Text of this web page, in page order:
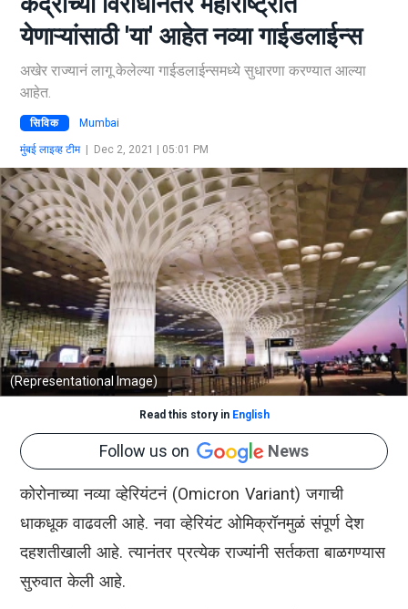
येणाऱ्यांसाठी 'या' आहेत नव्या गाईडलाईन्स
अखेर राज्यानं लागू केलेल्या गाईडलाईन्समध्ये सुधारणा करण्यात आल्या
आहेत.
सिविक Mumbai
मुंबई लाइव्ह टीम| Dec 2, 2021 | 05:01 PM
(Representational Image)
Read this story in English
Follow us on News
कोरोनाच्या नव्या व्हेरियंटनं (Omicron Variant) जगाची
धाकधूक वाढवली आहे. नवा व्हेरियंट ओमिक्रॉनमुळं संपूर्ण देश
दहशतीखाली आहे. त्यानंतर प्रत्येक राज्यांनी सर्तकता बाळगण्यास
सुरुवात केली आहे.